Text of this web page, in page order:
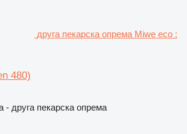
друга пекарска опрема Miwe eco :
480)
- друга пекарска опрема